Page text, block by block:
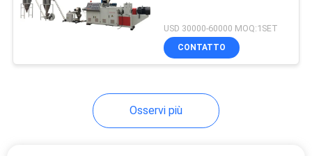
USD 30000-60000 MOQ:1SET
CONTATTO
Osservi più